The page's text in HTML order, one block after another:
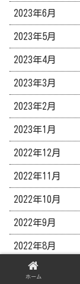
2023年6月
2023年5月
2023年4月
2023年3月
2023年2月
2023年1月
2022年12月
2022年11月
2022年10月
2022年9月
2022年8月
2022年7月
ホーム